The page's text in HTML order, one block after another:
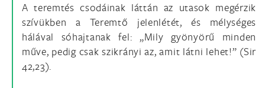
A teremtés csodáinak láttán az utasok megérzik
szívükben a Teremtő jelenlétét, és mélységes
hálával sóhajtanak fel: „Mily gyönyörű minden
műve, pedig csak szikrányi az, amit látni lehet!” (Sir
42,23).